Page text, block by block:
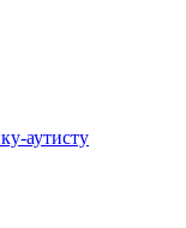
аутисту